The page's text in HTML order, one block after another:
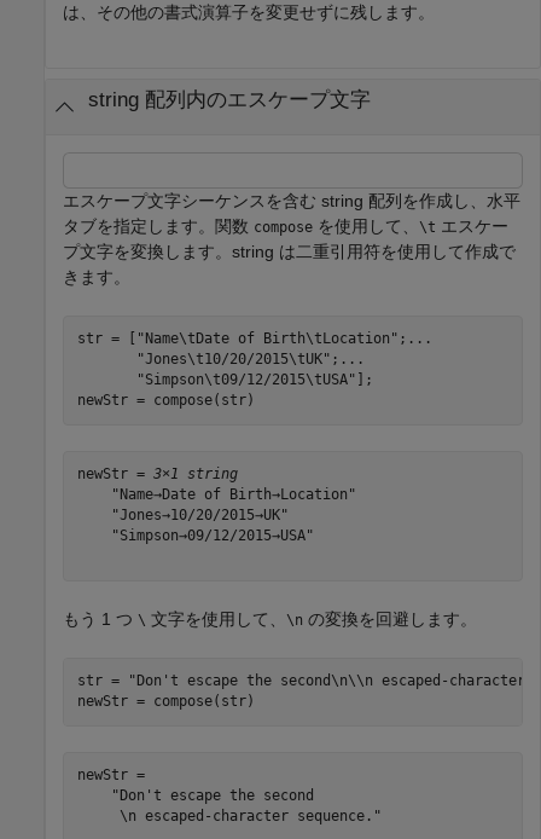
は、その他の書式演算子を変更せずに残します。
string 配列内のエスケープ文字
エスケープ文字シーケンスを含む string 配列を作成し、水平
タブを指定します。関数 compose を使用して、 \t エスケー
プ文字を変換します。string は二重引用符を使用して作成で
きます。
str = [ "Name\tDate of Birth\tLocation" ; ...
"Jones\t10/20/2015\tUK" ; ...
"Simpson\t09/12/2015\tUSA" ];
newStr = compose(str)
newStr = 3×1 string
    "Name→Date of Birth→Location"
    "Jones→10/20/2015→UK"
    "Simpson→09/12/2015→USA"
もう 1 つ \ 文字を使用して、 \n の変換を回避します。
str =
"Don't escape the second\n\\n escaped-character
newStr = compose(str)
newStr =
    "Don't escape the second
     \n escaped-character sequence."